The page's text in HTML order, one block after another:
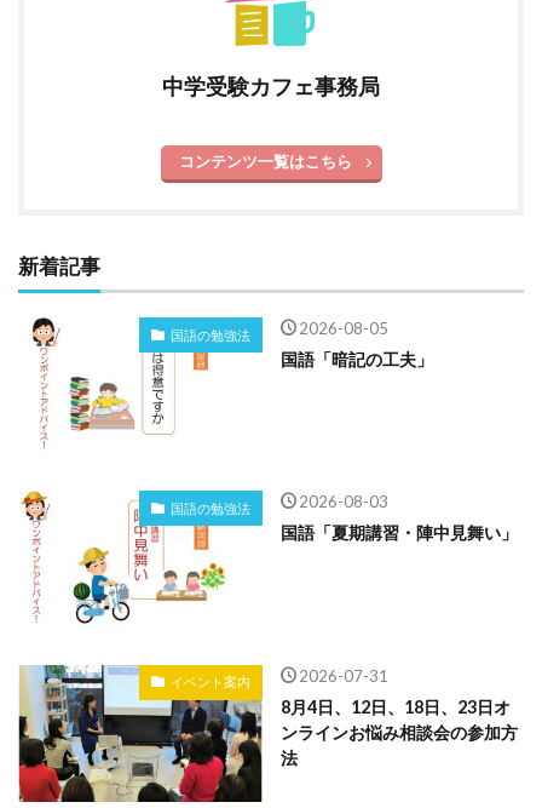
中学受験カフェ事務局
コンテンツ一覧はこちら
新着記事
国語の勉強法 2026-08-05
国語「暗記の工夫」
国語の勉強法 2026-08-03
国語「夏期講習・陣中見舞い」
イベント案内 2026-07-31
8月4日、12日、18日、23日オ
ンラインお悩み相談会の参加方
法